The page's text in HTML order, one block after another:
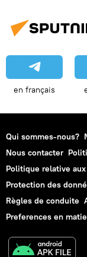
en français
Qui sommes-nous?
Nous contacter
Politique relative
Protection des
Règles de conduite
Preferences en